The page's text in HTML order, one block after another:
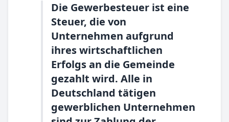
Die Gewerbesteuer ist eine
Steuer, die von
Unternehmen aufgrund
ihres wirtschaftlichen
Erfolgs an die Gemeinde
gezahlt wird. Alle in
Deutschland tätigen
gewerblichen Unternehmen